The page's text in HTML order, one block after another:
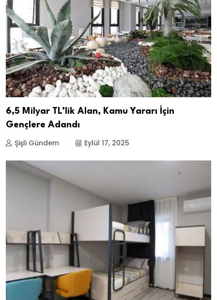
6,5 Milyar TL’lik Alan, Kamu Yararı İçin
Gençlere Adandı
Şişli Gündem Eylül 17, 2025